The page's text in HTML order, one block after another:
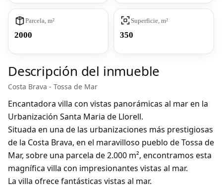
Parcela, m²
2000
Superficie, m²
350
Descripción del inmueble
Costa Brava - Tossa de Mar
Encantadora villa con vistas panorámicas al mar en la
Urbanización Santa Maria de Llorell.
Situada en una de las urbanizaciones más prestigiosas
de la Costa Brava, en el maravilloso pueblo de Tossa de
Mar, sobre una parcela de 2.000 m², encontramos esta
magnífica villa con impresionantes vistas al mar.
La villa ofrece fantásticas vistas al mar.